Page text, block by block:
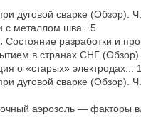
дуговой сварке (Обзор).
с металлом шва...5
Состояние разработки и
в странах СНГ
о «старых» электродах...
дуговой сварке (Обзор).
аэрозоль — факторы